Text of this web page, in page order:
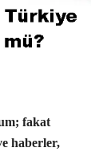
m; fakat
haberler,